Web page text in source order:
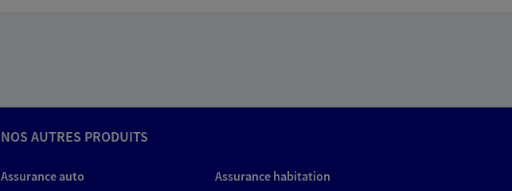
NOS AUTRES PRODUITS
Assurance auto
Assurance habitation